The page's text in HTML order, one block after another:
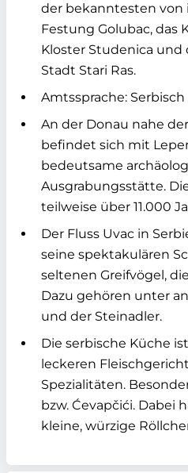
der bekanntesten von
Festung Golubac, das
Kloster Studenica
Stadt Stari Ras.
Amtssprache: Serbisch
An der Donau nahe
befindet sich mit
bedeutsame
Ausgrabungsstätte.
teilweise über 11.000
Der Fluss Uvac in
seine spektakulären
seltenen Greifvögel,
Dazu gehören unter
und der Steinadler.
Die serbische Küche
leckeren
Spezialitäten.
bzw. Ćevapčići. Dabei
kleine, würzige